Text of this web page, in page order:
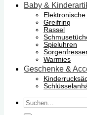
Baby &
Greifring
Rassel
Spieluhren
Warmies
Geschenke &
Suchen
nach: